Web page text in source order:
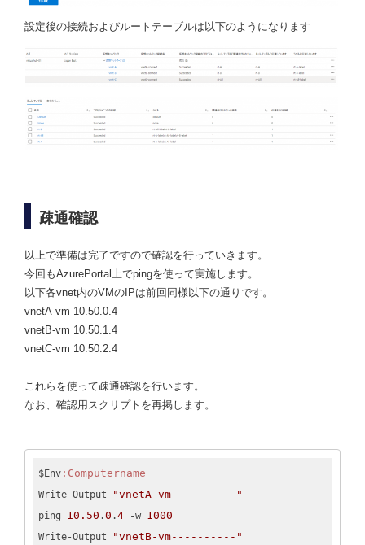
設定後の接続およびルートテーブルは以下のようになります
疎通確認
以上で準備は完了ですので確認を行っていきます。
今回もAzurePortal上でpingを使って実施します。
以下各vnet内のVMのIPは前回同様以下の通りです。
vnetA-vm 10.50.0.4
vnetB-vm 10.50.1.4
vnetC-vm 10.50.2.4
これらを使って疎通確認を行います。
なお、確認用スクリプトを再掲します。
$Env :Computername
Write-Output "vnetA-vm----------"
ping 10.50 .0 .4 -w 1000
Write-Output "vnetB-vm----------"